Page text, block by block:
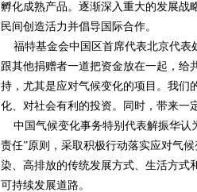
孵化成熟产品。逐渐深入重大的发展战
民间创造活力并倡导国际合作。
福特基金会中国区首席代表北京代表
跟其他捐赠者一道把资金放在一起，给
持，尤其是应对气候变化的项目。我们
化、对社会有利的投资。同时，带来一
中国气候变化事务特别代表解振华认
责任”原则，采取积极行动落实应对气
染、高排放的传统发展方式、生活方式
可持续发展道路。